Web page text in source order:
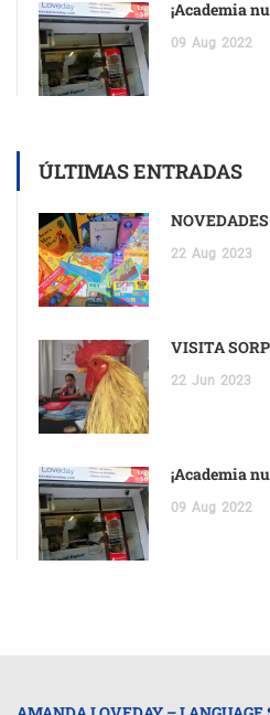
¡Academia
09 Aug 2022
ÚLTIMAS ENTRADAS
22 Aug 2023
VISITA
22 Jun 2023
¡Academia
09 Aug 2022